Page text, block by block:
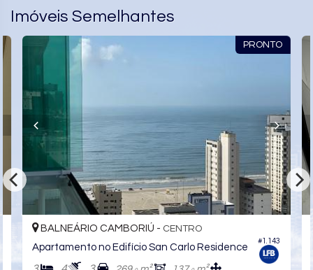
Imóveis Semelhantes
PRONTO
BALNEÁRIO CAMBORIÚ -CENTRO
no Edifício San Carlo Residence